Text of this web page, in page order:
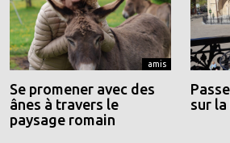
amis
Se promener avec des
ânes à travers le
paysage romain
sur